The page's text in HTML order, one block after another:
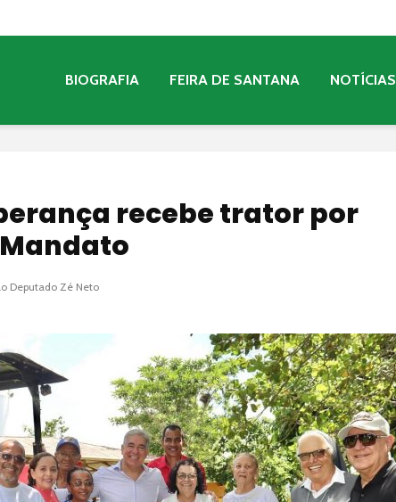
BIOGRAFIA FEIRA DE SANTANA NOTÍCIAS
recebe trator por
Deputado Zé Neto